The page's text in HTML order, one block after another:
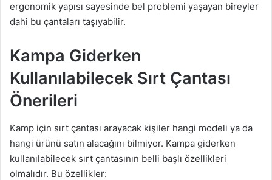
ergonomik yapısı sayesinde bel problemi yaşayan bireyler
dahi bu çantaları taşıyabilir.
Kampa Giderken
Kullanılabilecek Sırt Çantası
Önerileri
Kamp için sırt çantası arayacak kişiler hangi modeli ya da
hangi ürünü satın alacağını bilmiyor. Kampa giderken
kullanılabilecek sırt çantasının belli başlı özellikleri
olmalıdır. Bu özellikler: